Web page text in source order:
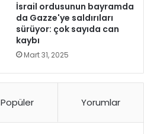
İsrail ordusunun bayramda
da Gazze'ye saldırıları
sürüyor: çok sayıda can
kaybı
Mart 31, 2025
Popüler Yorumlar